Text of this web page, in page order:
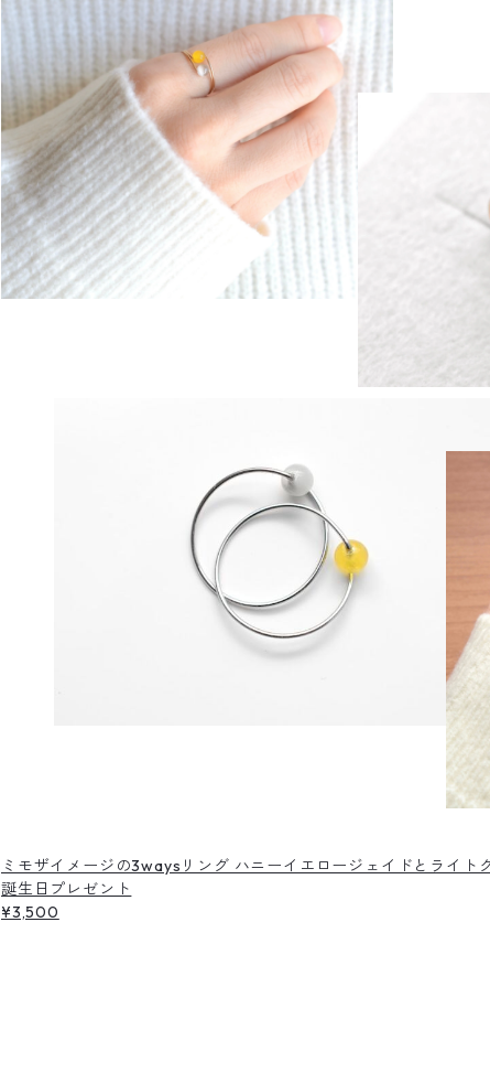
ミモザイメージの3waysリング ハニーイエロージェイドとライト
誕生日プレゼント
¥3,500